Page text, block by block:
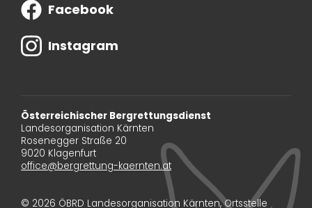
Facebook
Instagram
Österreichischer Bergrettungsdienst
Landesorganisation Kärnten
Rosenegger Straße 20
9020 Klagenfurt
office@bergrettung-kaernten.at
© 2026 ÖBRD Landesorganisation Kärnten, Ortsstelle